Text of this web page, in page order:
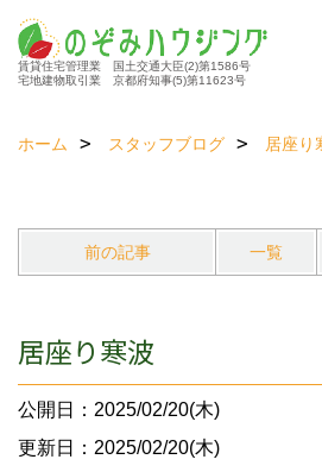
賃貸住宅管理業 国土交通大臣(2)第1586号
宅地建物取引業 京都府知事(5)第11623号
ホーム スタッフブログ 居座り
前の記事 一覧
居座り寒波
公開日：2025/02/20(木)
更新日：2025/02/20(木)